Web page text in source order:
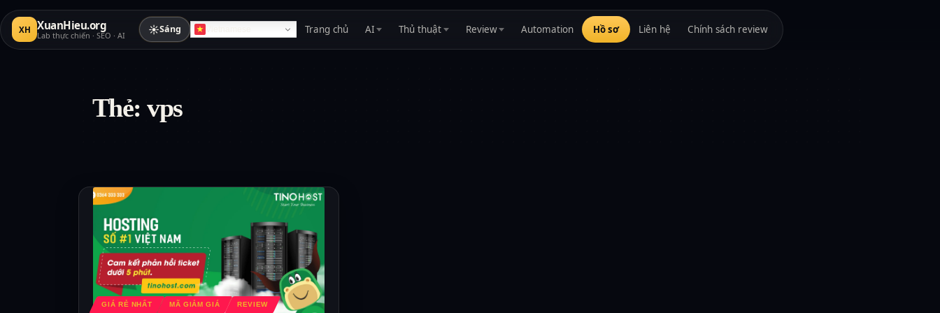
XH XuanHieu.org
Lab thực chiến · SEO · AI ☀Sáng Trang chủ AI Thủ thuật Review Automation Hồ sơ Liên hệ Chính sách review
Thẻ:vps
GIÁ RẺ NHẤT MÃ GIẢM GIÁ REVIEW